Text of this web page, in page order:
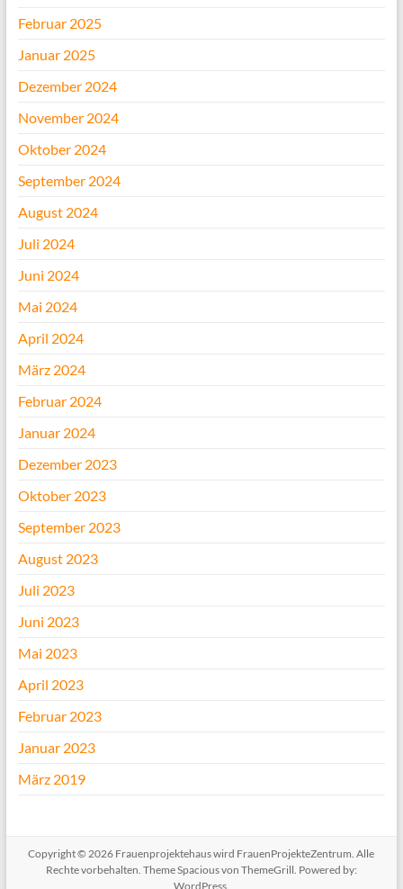
Februar 2025
Januar 2025
Dezember 2024
November 2024
Oktober 2024
September 2024
August 2024
Juli 2024
Juni 2024
Mai 2024
April 2024
März 2024
Februar 2024
Januar 2024
Dezember 2023
Oktober 2023
September 2023
August 2023
Juli 2023
Juni 2023
Mai 2023
April 2023
Februar 2023
Januar 2023
März 2019
Copyright © 2026 Frauenprojektehaus wird FrauenProjekteZentrum . Alle
Rechte vorbehalten. ThemeSpaciousvon ThemeGrill. Powered by:
WordPress.